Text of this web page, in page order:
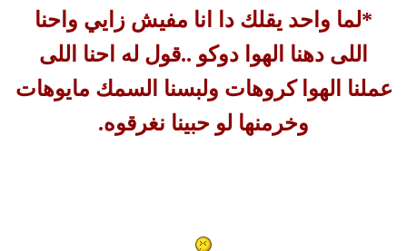
*لما واحد يقلك دا انا مفيش زايي واحنا
اللى دهنا الهوا دوكو ..قول له احنا اللى
عملنا الهوا كروهات ولبسنا السمك مايوهات
وخرمنها لو حبينا نغرقوه.